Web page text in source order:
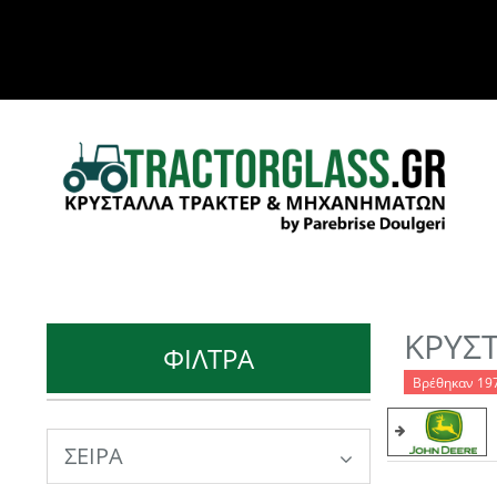
ΦΙΛΤΡΑ
ΣΕΙΡΑ
Βρέθηκαν